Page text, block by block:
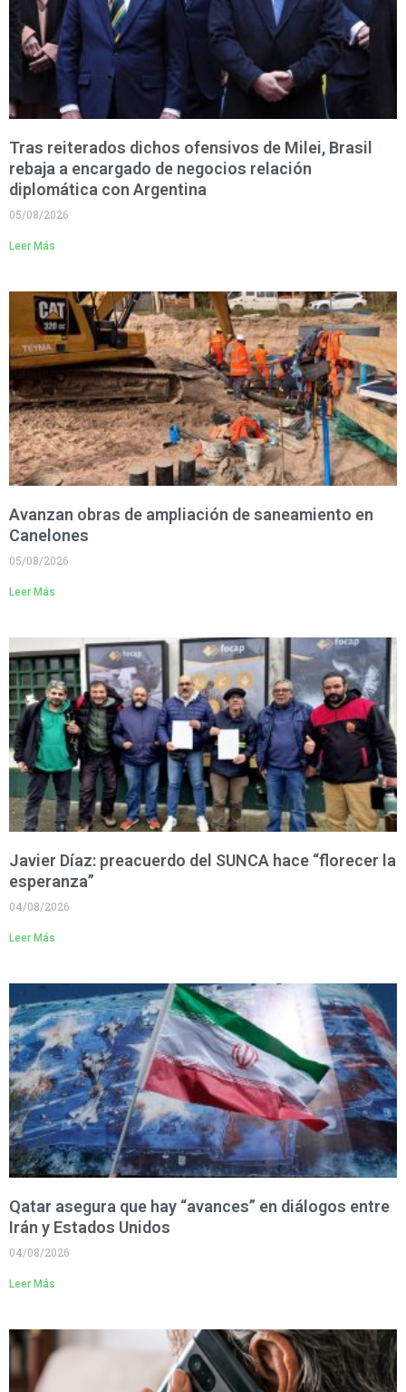
Tras reiterados dichos ofensivos de Milei, Brasil
rebaja a encargado de negocios relación
diplomática con Argentina
05/08/2026
Leer Más
Avanzan obras de ampliación de saneamiento en
Canelones
05/08/2026
Leer Más
Javier Díaz: preacuerdo del SUNCA hace “florecer la
esperanza”
04/08/2026
Leer Más
Qatar asegura que hay “avances” en diálogos entre
Irán y Estados Unidos
04/08/2026
Leer Más